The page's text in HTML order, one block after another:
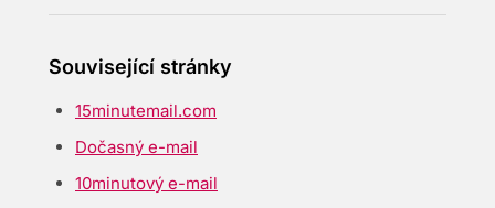
Související stránky
15minutemail.com
Dočasný e-mail
10minutový e-mail